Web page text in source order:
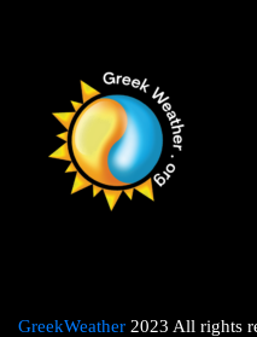
GreekWeather 2023 All rights